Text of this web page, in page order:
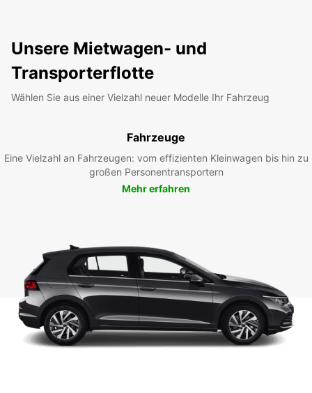
Unsere Mietwagen- und
Transporterflotte
Wählen Sie aus einer Vielzahl neuer Modelle Ihr Fahrzeug
Fahrzeuge
Eine Vielzahl an Fahrzeugen: vom effizienten Kleinwagen bis hin zu
großen Personentransportern
Mehr erfahren